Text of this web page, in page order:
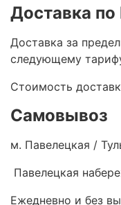
Доставка
Доставка за
следующему
Стоимость
Самовывоз
м. Павелецкая /
Павелецкая
Ежедневно и без